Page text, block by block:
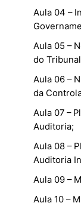
Aula 04 –
Aula 05 –
do
Aula 06 –
da
Aula 07 –
Auditoria;
Aula 08 –
Auditoria
Aula 09 –
Aula 10 –